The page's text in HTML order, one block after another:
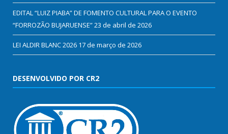
EDITAL “LUIZ PIABA” DE FOMENTO CULTURAL PARA O EVENTO
“FORROZÃO BUJARUENSE”23 de abril de 2026
LEI ALDIR BLANC 2026 17 de março de 2026
DESENVOLVIDO POR CR2